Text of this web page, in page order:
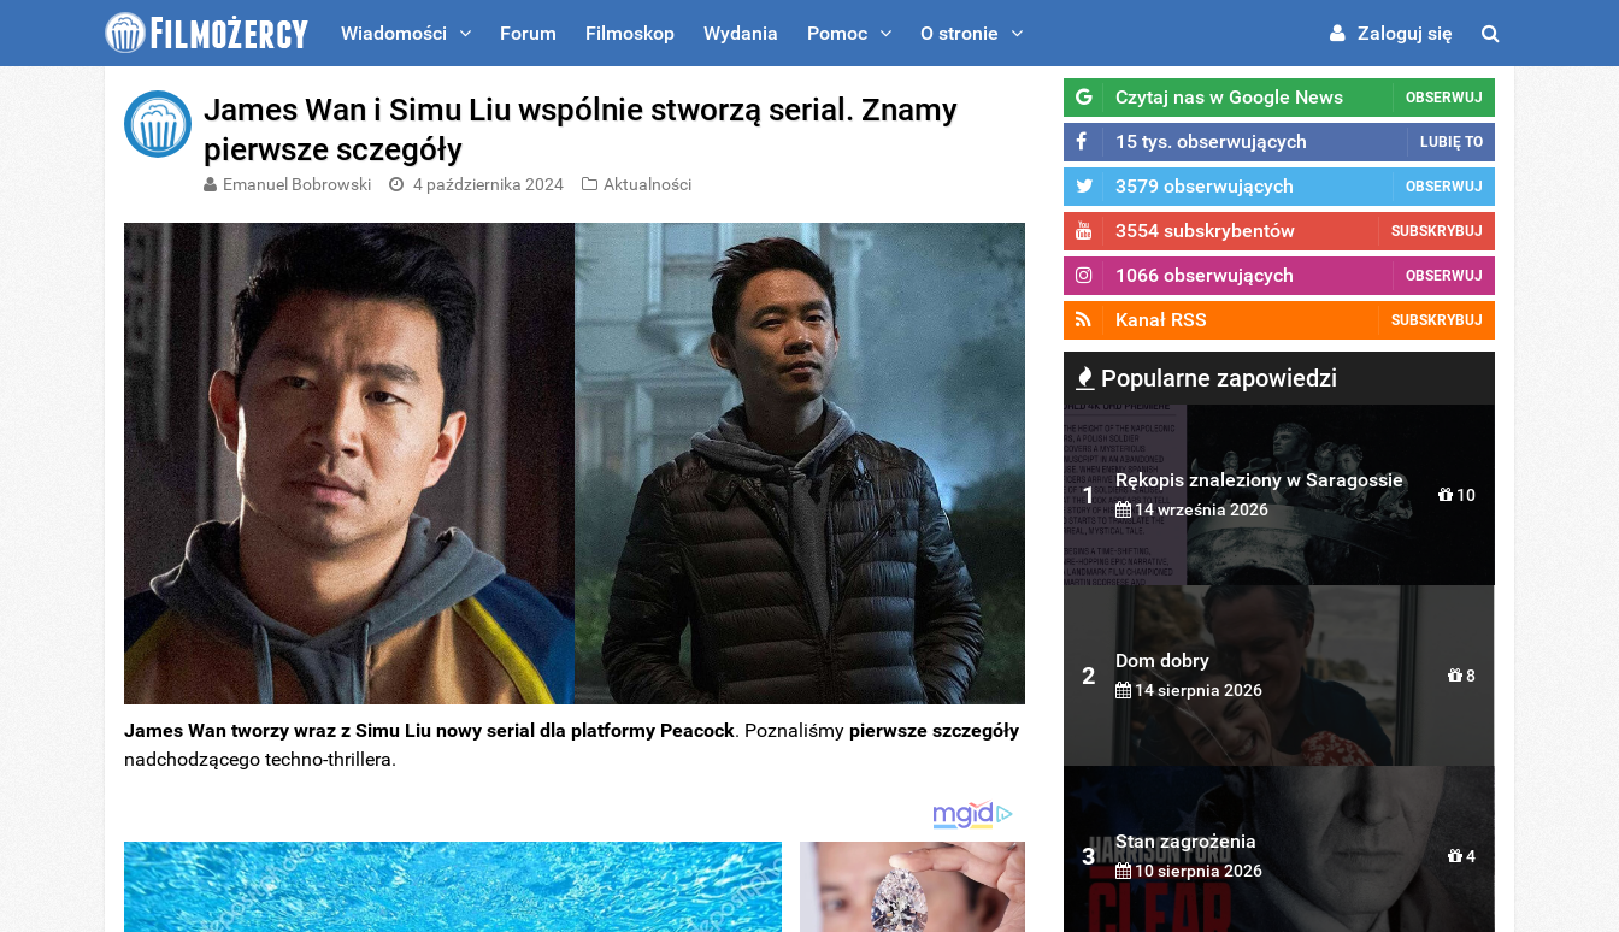
Wiadomości Forum Filmoskop Wydania Pomoc O stronie Zaloguj się
James Wan i Simu Liu wspólnie stworzą serial. Znamy
pierwsze sczegóły
Emanuel Bobrowski 4 października 2024 Aktualności
James Wan tworzy wraz z Simu Liu nowy serial dla platformy Peacock. Poznaliśmypierwsze szczegóły
nadchodzącego techno-thrillera.
Czytaj nas w Google News OBSERWUJ
15 tys. obserwujących LUBIĘ TO
3579 obserwujących OBSERWUJ
3554 subskrybentów SUBSKRYBUJ
1066 obserwujących OBSERWUJ
Kanał RSS SUBSKRYBUJ
Popularne zapowiedzi
1
Rękopis znaleziony w Saragossie
14 września 2026
10
2
Dom dobry
14 sierpnia 2026
8
3
Stan zagrożenia
10 sierpnia 2026
4